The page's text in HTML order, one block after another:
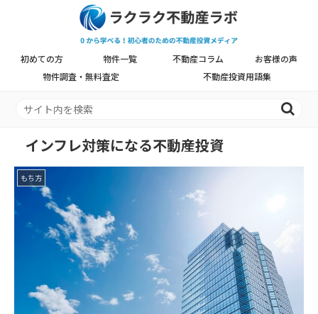
初めての方 物件一覧 不動産コラム
お客様の声
物件調査・無料査定
不動産投資用語集
インフレ対策になる不動産投資
もち方